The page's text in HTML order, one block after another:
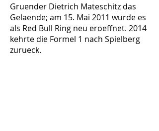
Gruender Dietrich Mateschitz das
Gelaende; am 15. Mai 2011 wurde es
als Red Bull Ring neu eroeffnet. 2014
kehrte die Formel 1 nach Spielberg
zurueck.